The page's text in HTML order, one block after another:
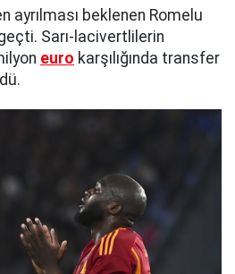
ayrılması beklenen Romelu
Sarı-lacivertlilerin
euro karşılığında transfer